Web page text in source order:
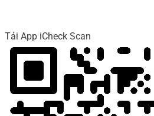
Tải App iCheck Scan